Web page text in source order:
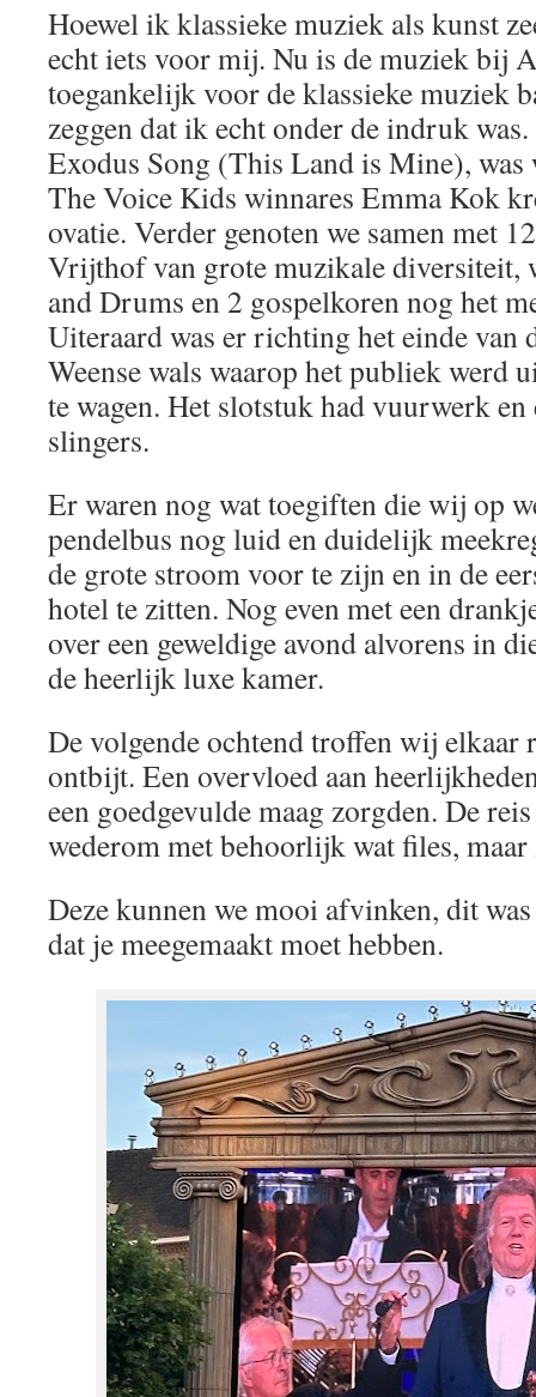
Hoewel ik klassieke muziek als kunst
echt iets voor mij. Nu is de muziek bij
toegankelijk voor de klassieke muziek
zeggen dat ik echt onder de indruk
Exodus Song (This Land is Mine),
The Voice Kids winnares Emma Kok
ovatie. Verder genoten we samen met
Vrijthof van grote muzikale diversiteit,
and Drums en 2 gospelkoren nog het
Uiteraard was er richting het einde van
Weense wals waarop het publiek werd
te wagen. Het slotstuk had vuurwerk en
slingers.
Er waren nog wat toegiften die wij op
pendelbus nog luid en duidelijk
de grote stroom voor te zijn en in de
hotel te zitten. Nog even met een
over een geweldige avond alvorens in
de heerlijk luxe kamer.
De volgende ochtend troffen wij elkaar
ontbijt. Een overvloed aan
een goedgevulde maag zorgden. De
wederom met behoorlijk wat files,
Deze kunnen we mooi afvinken, dit
dat je meegemaakt moet hebben.